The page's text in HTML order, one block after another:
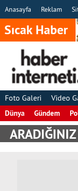
Anasayfa Reklam
Sıcak Haber
Foto Galeri Video
Dünya Gündem